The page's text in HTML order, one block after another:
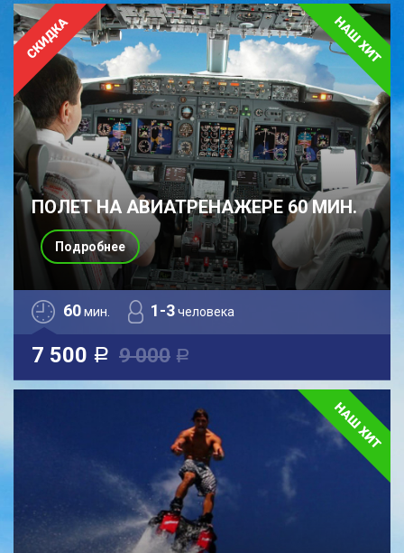
ПОЛЕТ НА АВИАТРЕНАЖЕРЕ 60 МИН.
60мин. 1-3человека
7 500 a 9 000 a
Подробнее